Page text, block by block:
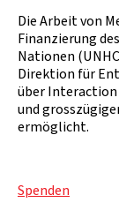
Die Arbeit von
Finanzierung
Nationen
Direktion für
über Interaction
und
ermöglicht.
Spenden